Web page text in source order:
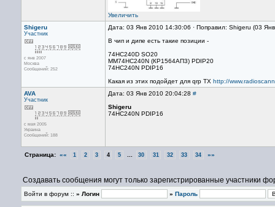
Увеличить
Shigeru
Участник
с янв 2007
Москва
Сообщений: 252
Дата: 03 Янв 2010 14:30:06 · Поправил: Shigeru (03
В чип и дипе есть такие позиции -
74HC240D SO20
MM74HC240N (КР1564АП3) PDIP20
74HC240N PDIP16
Какая из этих подойдет для qrp TX http://
AVA
Участник
с мая 2005
Украина
Сообщений: 188
Дата: 03 Янв 2010 20:04:28 #
Shigeru
74HC240N PDIP16
Страница: «« 1 2 3 4 5 30 31 32 33 34 »»
Создавать сообщения могут только зарегистрированные участники
Войти в форум :: » Логин » Пароль